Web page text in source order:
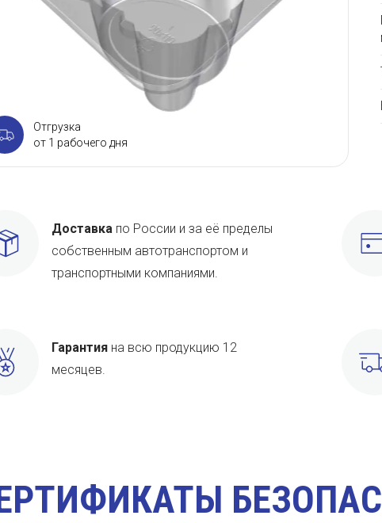
Отгрузка
от 1 рабочего дня
Доставка по России и за её пределы
собственным автотранспортом и
транспортными компаниями.
Гарантия на всю продукцию 12
месяцев.